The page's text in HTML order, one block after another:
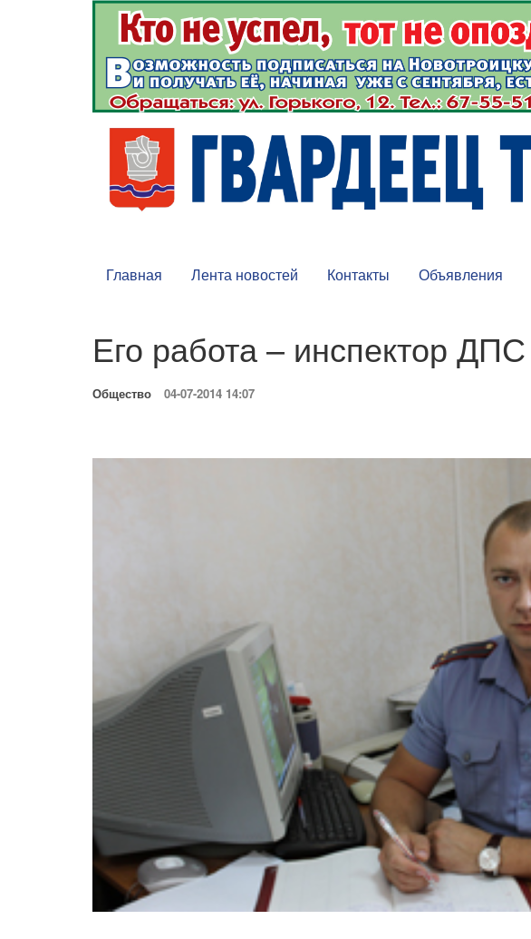
Главная Лента новостей Контакты Объявления
Его работа – инспектор ДПС
Общество 04-07-2014 14:07